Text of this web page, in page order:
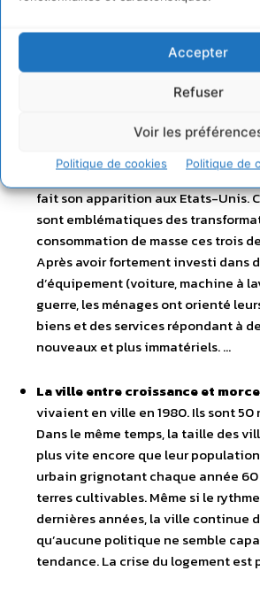
Accepter
Refuser
Voir les
Politique de cookies Politique de
entendre en 1968 traduit les
traditionnelles. La famille classique
comme un carcan bridant une
d’accomplissement personnel. …
La société de consommation en
le walkman; 1980, le Minitel entre
français; 1983, le premier téléphone
fait son apparition aux Etats-Unis.
sont emblématiques des
consommation de masse ces trois
Après avoir fortement investi dans
d’équipement (voiture, machine à
guerre, les ménages ont orienté
biens et des services répondant à
nouveaux et plus immatériels. …
La ville entre croissance et
vivaient en ville en 1980. Ils sont 50
Dans le même temps, la taille des
plus vite encore que leur
urbain grignotant chaque année
terres cultivables. Même si le
dernières années, la ville continue
qu’aucune politique ne semble
tendance. La crise du logement est